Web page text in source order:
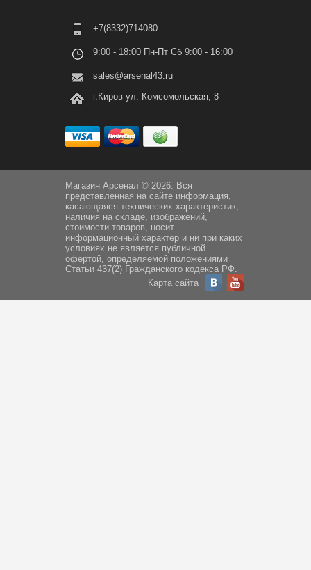
+7(8332)714080
9:00 - 18:00 Пн-Пт Сб 9:00 - 16:00
sales@arsenal43.ru
г.Киров ул. Комсомольская, 8
Магазин Арсенал © 2026. Вся
представленная на сайте информация,
касающаяся технических характеристик,
наличия на складе, изображений,
стоимости товаров, носит
информационный характер и ни при каких
условиях не является публичной
офертой, определяемой положениями
Статьи 437(2) Гражданского кодекса РФ.
Карта сайта